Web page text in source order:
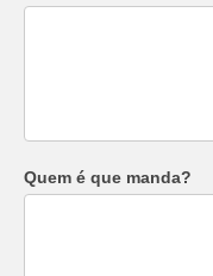
Quem é que manda?